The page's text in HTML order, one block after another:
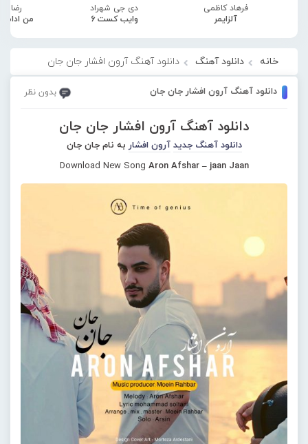
فرهاد کاظمی
آلزایمر
دی جی شهراد
وایب کست 6
رضا
من
خانه دانلود آهنگ دانلود آهنگ آرون افشار جان جان
دانلود آهنگ آرون افشار جان جان بدون نظر
دانلود آهنگ آرون افشار جان جان
دانلود آهنگ جدید آرون افشار به نام جان جان
Download New Song Aron Afshar – jaan Jaan